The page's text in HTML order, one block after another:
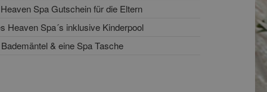
Spa Gutschein für die Eltern
Heaven Spa´s inklusive Kinderpool
& eine Spa Tasche